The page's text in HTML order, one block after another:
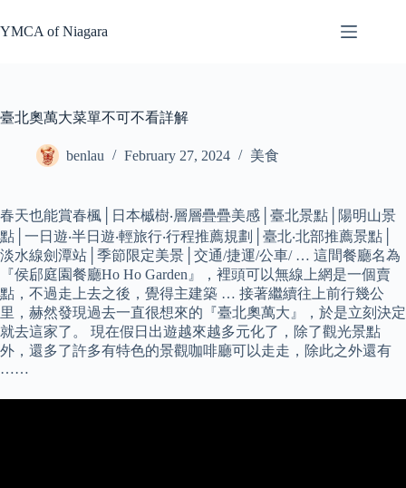
to
content
YMCA of Niagara
臺北奧萬大菜單不可不看詳解
benlau February 27, 2024 美食
春天也能賞春楓│日本槭樹‧層層疊疊美感│臺北景點│陽明山景
點│一日遊‧半日遊‧輕旅行‧行程推薦規劃│臺北‧北部推薦景點│
淡水線劍潭站│季節限定美景│交通/捷運/公車/ … 這間餐廳名為
『侯郈庭園餐廳Ho Ho Garden』，裡頭可以無線上網是一個賣
點，不過走上去之後，覺得主建築 … 接著繼續往上前行幾公
里，赫然發現過去一直很想來的『臺北奧萬大』，於是立刻決定
就去這家了。 現在假日出遊越來越多元化了，除了觀光景點
外，還多了許多有特色的景觀咖啡廳可以走走，除此之外還有
……